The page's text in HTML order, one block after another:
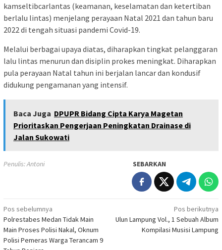
kamseltibcarlantas (keamanan, keselamatan dan ketertiban
berlalu lintas) menjelang perayaan Natal 2021 dan tahun baru
2022 di tengah situasi pandemi Covid-19.
Melalui berbagai upaya diatas, diharapkan tingkat pelanggaran
lalu lintas menurun dan disiplin prokes meningkat. Diharapkan
pula perayaan Natal tahun ini berjalan lancar dan kondusif
didukung pengamanan yang intensif.
Baca Juga DPUPR Bidang Cipta Karya Magetan
Prioritaskan Pengerjaan Peningkatan Drainase di
Jalan Sukowati
Penulis: Antoni SEBARKAN
Navigasi
pos
Pos sebelumnya
Polrestabes Medan Tidak Main
Main Proses Polisi Nakal, Oknum
Polisi Pemeras Warga Terancam 9
Pos berikutnya
Ulun Lampung Vol., 1 Sebuah Album
Kompilasi Musisi Lampung